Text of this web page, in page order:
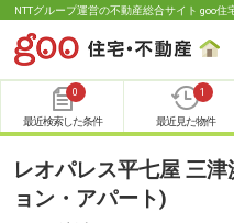
NTTグループ運営の不動産総合サイト goo住
0
最近検索した条件
1
最近見た物件
レオパレス平七屋 三
ョン・アパート)